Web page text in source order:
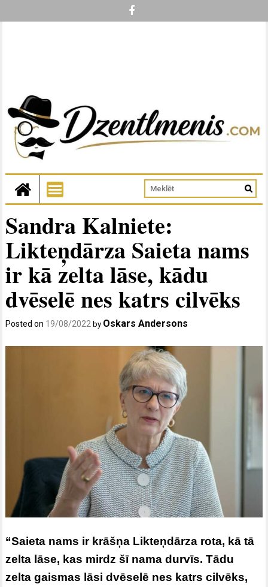
Sandra Kalniete:
Likteņdārza Saieta nams
ir kā zelta lāse, kādu
dvēselē nes katrs cilvēks
Posted on 19/08/2022 by Oskars Andersons
“Saieta nams ir krāšņa Likteņdārza rota, kā tā
zelta lāse, kas mirdz šī nama durvīs. Tādu
zelta gaismas lāsi dvēselē nes katrs cilvēks,